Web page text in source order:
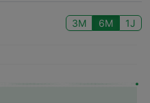
3M 6M 1J